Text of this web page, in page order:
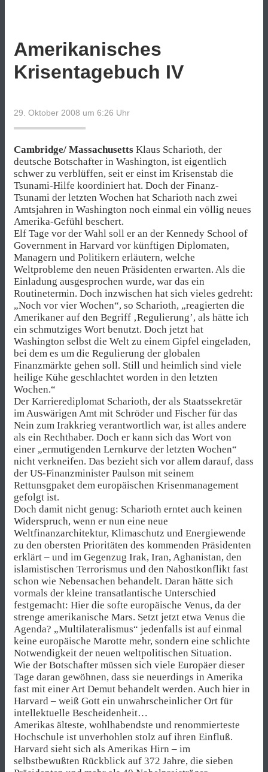
Amerikanisches
Krisentagebuch IV
29. Oktober 2008 um 6:26 Uhr
Cambridge/ Massachusetts Klaus Scharioth, der
deutsche Botschafter in Washington, ist eigentlich
schwer zu verblüffen, seit er einst im Krisenstab die
Tsunami-Hilfe koordiniert hat. Doch der Finanz-
Tsunami der letzten Wochen hat Scharioth nach zwei
Amtsjahren in Washington noch einmal ein völlig neues
Amerika-Gefühl beschert.
Elf Tage vor der Wahl soll er an der Kennedy School of
Government in Harvard vor künftigen Diplomaten,
Managern und Politikern erläutern, welche
Weltprobleme den neuen Präsidenten erwarten. Als die
Einladung ausgesprochen wurde, war das ein
Routinetermin. Doch inzwischen hat sich vieles gedreht:
„Noch vor vier Wochen“, so Scharioth, „reagierten die
Amerikaner auf den Begriff ‚Regulierung’, als hätte ich
ein schmutziges Wort benutzt. Doch jetzt hat
Washington selbst die Welt zu einem Gipfel eingeladen,
bei dem es um die Regulierung der globalen
Finanzmärkte gehen soll. Still und heimlich sind viele
heilige Kühe geschlachtet worden in den letzten
Wochen.“
Der Karrierediplomat Scharioth, der als Staatssekretär
im Auswärigen Amt mit Schröder und Fischer für das
Nein zum Irakkrieg verantwortlich war, ist alles andere
als ein Rechthaber. Doch er kann sich das Wort von
einer „ermutigenden Lernkurve der letzten Wochen“
nicht verkneifen. Das bezieht sich vor allem darauf, dass
der US-Finanzminister Paulson mit seinem
Rettunsgpaket dem europäischen Krisenmanagement
gefolgt ist.
Doch damit nicht genug: Scharioth erntet auch keinen
Widerspruch, wenn er nun eine neue
Weltfinanzarchitektur, Klimaschutz und Energiewende
zu den obersten Prioritäten des kommenden Präsidenten
erklärt – und im Gegenzug Irak, Iran, Aghanistan, den
islamistischen Terrorismus und den Nahostkonflikt fast
schon wie Nebensachen behandelt. Daran hätte sich
vormals der kleine transatlantische Unterschied
festgemacht: Hier die softe europäische Venus, da der
strenge amerikanische Mars. Setzt jetzt etwa Venus die
Agenda? „Multilateralismus“ jedenfalls ist auf einmal
keine europäische Marotte mehr, sondern eine schlichte
Notwendigkeit der neuen weltpolitischen Situation.
Wie der Botschafter müssen sich viele Europäer dieser
Tage daran gewöhnen, dass sie neuerdings in Amerika
fast mit einer Art Demut behandelt werden. Auch hier in
Harvard – weiß Gott ein unwahrscheinlicher Ort für
intellektuelle Bescheidenheit…
Amerikas älteste, wohlhabendste und renommierteste
Hochschule ist unverhohlen stolz auf ihren Einfluß.
Harvard sieht sich als Amerikas Hirn – im
selbstbewußten Rückblick auf 372 Jahre, die sieben